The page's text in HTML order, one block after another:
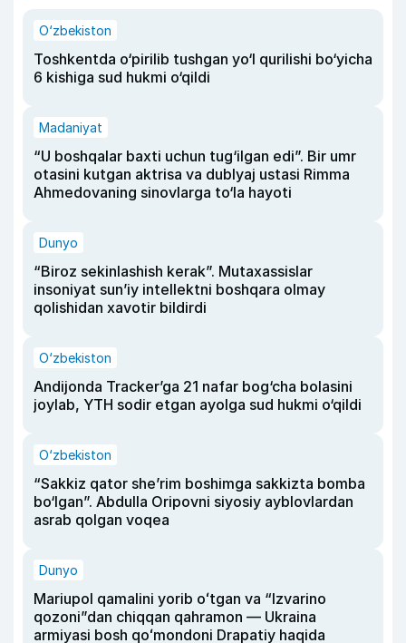
O‘zbekiston
Toshkentda o‘pirilib tushgan yo‘l qurilishi bo‘yicha
6 kishiga sud hukmi o‘qildi
Madaniyat
“U boshqalar baxti uchun tug‘ilgan edi”. Bir umr
otasini kutgan aktrisa va dublyaj ustasi Rimma
Ahmedovaning sinovlarga to‘la hayoti
Dunyo
“Biroz sekinlashish kerak”. Mutaxassislar
insoniyat sun’iy intellektni boshqara olmay
qolishidan xavotir bildirdi
O‘zbekiston
Andijonda Tracker’ga 21 nafar bog‘cha bolasini
joylab, YTH sodir etgan ayolga sud hukmi o‘qildi
O‘zbekiston
“Sakkiz qator she’rim boshimga sakkizta bomba
bo‘lgan”. Abdulla Oripovni siyosiy ayblovlardan
asrab qolgan voqea
Dunyo
Mariupol qamalini yorib oʻtgan va “Izvarino
qozoni”dan chiqqan qahramon — Ukraina
armiyasi bosh qoʻmondoni Drapatiy haqida